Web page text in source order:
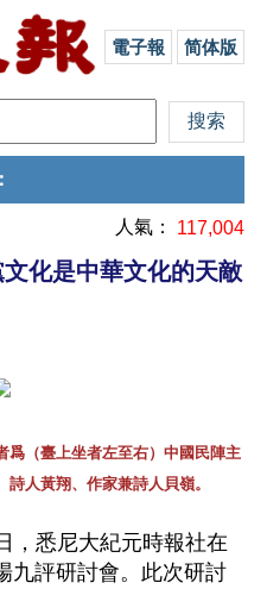
電子報 简体版
：
人氣： 117,004
化是中華文化的天敵
爲（臺上坐者左至右）中國民陣主
人黃翔、作家兼詩人貝嶺。
，悉尼大紀元時報社在
九評研討會。此次研討